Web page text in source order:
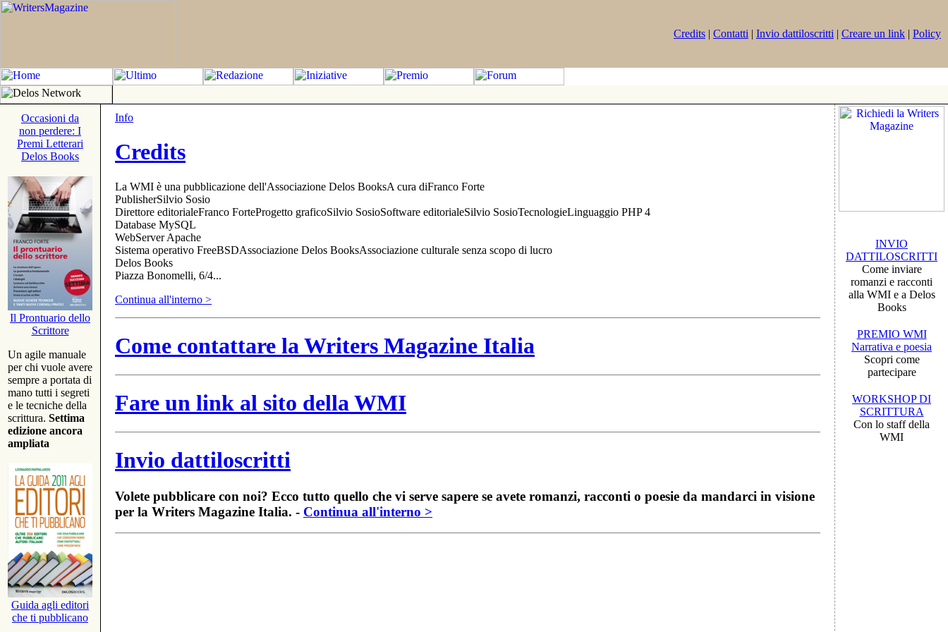
Credits | Contatti | Invio dattiloscritti | Creare un link | Policy
Occasioni da
non perdere: I
Premi Letterari
Delos Books
Il Prontuario dello
Scrittore
Un agile manuale
per chi vuole avere
sempre a portata di
mano tutti i segreti
e le tecniche della
scrittura. Settima
edizione ancora
ampliata
Guida agli editori
che ti pubblicano
Info
Credits
La WMI è una pubblicazione dell'Associazione Delos BooksA cura diFranco Forte
PublisherSilvio Sosio
Direttore editorialeFranco ForteProgetto graficoSilvio SosioSoftware editorialeSilvio SosioTecnologieLinguaggio PHP 4
Database MySQL
WebServer Apache
Sistema operativo FreeBSDAssociazione Delos BooksAssociazione culturale senza scopo di lucro
Delos Books
Piazza Bonomelli, 6/4...
Continua all'interno >
Come contattare la Writers Magazine Italia
Fare un link al sito della WMI
Invio dattiloscritti
Volete pubblicare con noi? Ecco tutto quello che vi serve sapere se avete romanzi, racconti o poesie da mandarci in visione
per la Writers Magazine Italia. - Continua all'interno >
INVIO
DATTILOSCRITTI
Come inviare
romanzi e racconti
alla WMI e a Delos
Books
PREMIO WMI
Narrativa e poesia
Scopri come
partecipare
WORKSHOP DI
SCRITTURA
Con lo staff della
WMI